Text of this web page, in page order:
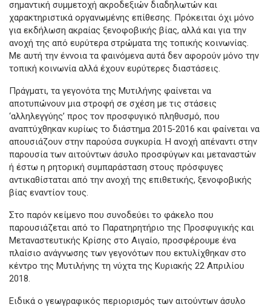
σημαντική συμμετοχή ακροδεξιών διαδηλωτών και
χαρακτηριστικά οργανωμένης επίθεσης. Πρόκειται όχι μόνο
για εκδήλωση ακραίας ξενοφοβικής βίας, αλλά και για την
ανοχή της από ευρύτερα στρώματα της τοπικής κοινωνίας.
Με αυτή την έννοια τα φαινόμενα αυτά δεν αφορούν μόνο την
τοπική κοινωνία αλλά έχουν ευρύτερες διαστάσεις.
Πράγματι, τα γεγονότα της Μυτιλήνης φαίνεται να
αποτυπώνουν μια στροφή σε σχέση με τις στάσεις
‘αλληλεγγύης’ προς τον προσφυγικό πληθυσμό, που
αναπτύχθηκαν κυρίως το διάστημα 2015-2016 και φαίνεται να
απουσιάζουν στην παρούσα συγκυρία. Η ανοχή απέναντι στην
παρουσία των αιτούντων άσυλο προσφύγων και μεταναστών
ή έστω η ρητορική συμπαράσταση στους πρόσφυγες
αντικαθίσταται από την ανοχή της επιθετικής, ξενοφοβικής
βίας εναντίον τους.
Στο παρόν κείμενο που συνοδεύει το φάκελο που
παρουσιάζεται από το Παρατηρητήριο της Προσφυγικής και
Μεταναστευτικής Κρίσης στο Αιγαίο, προσφέρουμε ένα
πλαίσιο ανάγνωσης των γεγονότων που εκτυλίχθηκαν στο
κέντρο της Μυτιλήνης τη νύχτα της Κυριακής 22 Απριλίου
2018.
Ειδικά ο γεωγραφικός περιορισμός των αιτούντων άσυλο